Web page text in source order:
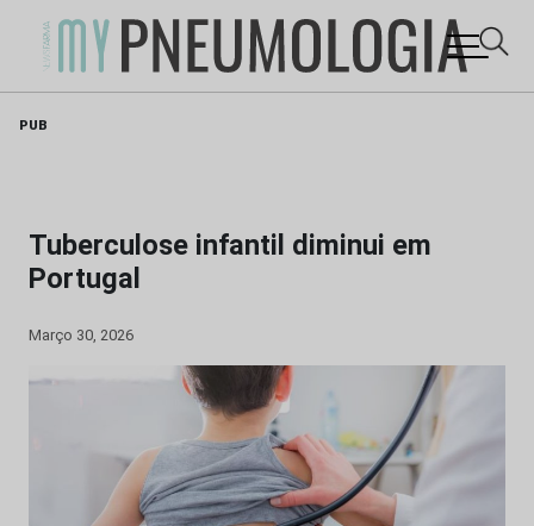
PUB
Tuberculose infantil diminui em
Portugal
Março 30, 2026